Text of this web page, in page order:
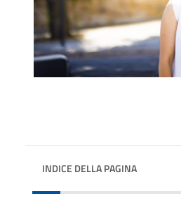
INDICE DELLA PAGINA